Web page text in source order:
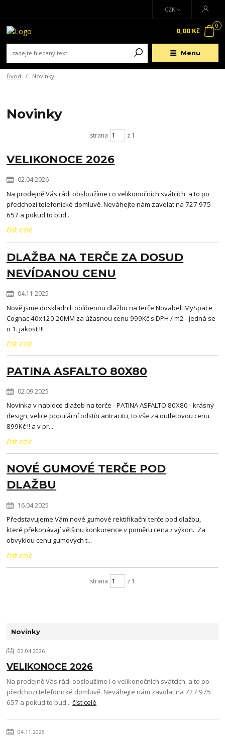
Menu
CZK
0
0,00 Kč
Úvod Novinky
Novinky
02.04.2026
VELIKONOCE 2026
Na prodejně Vás rádi obsloužíme i o velikonočních svátcích a to po
předchozí telefonické domluvě. Neváhejte nám zavolat na 727 975
657 a pokud to bud...číst celé
04.11.2025
Novinky
strana z 1
VELIKONOCE 2026
02.04.2026
Na prodejně Vás rádi obsloužíme i o velikonočních svátcích a to po
předchozí telefonické domluvě. Neváhejte nám zavolat na 727 975
657 a pokud to bud...
číst celé
DLAŽBA NA TERČE ZA DOSUD
NEVÍDANOU CENU
04.11.2025
Nově jsme doskladnili oblíbenou dlažbu na terče Novabell MySpace
Cognac 40x120 20MM za úžasnou cenu 999Kč s DPH / m2 - jedná se
o 1. jakost !!!
číst celé
PATINA ASFALTO 80X80
02.09.2025
Novinka v nabídce dlažeb na terče - PATINA ASFALTO 80X80 - krásný
design, velice populární odstín antracitu, to vše za outletovou cenu
899Kč !! a v pr...
číst celé
NOVÉ GUMOVÉ TERČE POD
DLAŽBU
16.04.2025
Představujeme Vám nové gumové rektifikační terče pod dlažbu,
které překonávají většinu konkurence v poměru cena / výkon. Za
obvyklou cenu gumových t...
číst celé
strana z 1